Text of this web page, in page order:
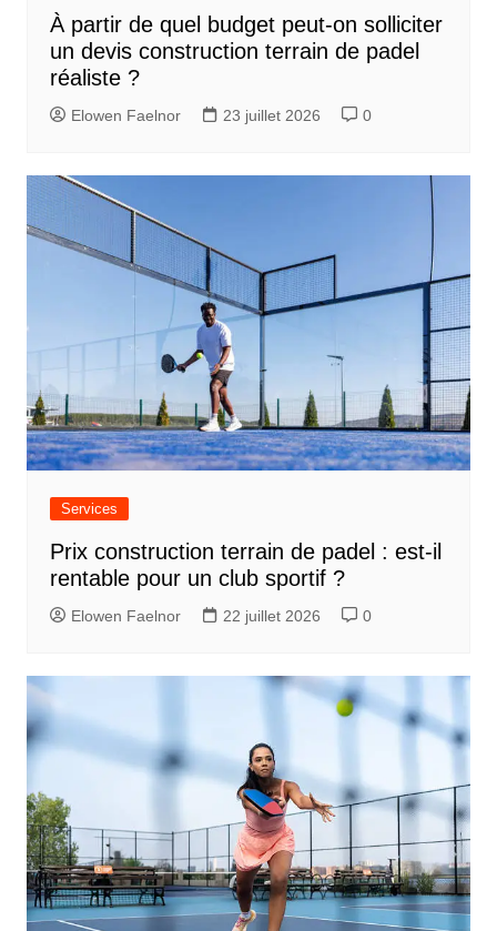
À partir de quel budget peut-on solliciter
un devis construction terrain de padel
réaliste ?
Elowen Faelnor 23 juillet 2026 0
Services
Prix construction terrain de padel : est-il
rentable pour un club sportif ?
Elowen Faelnor 22 juillet 2026 0